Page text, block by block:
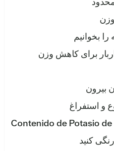
بخوانیم
برای کاهش وزن
بیرون
و استفراغ
Contenido de Potasio
کنید